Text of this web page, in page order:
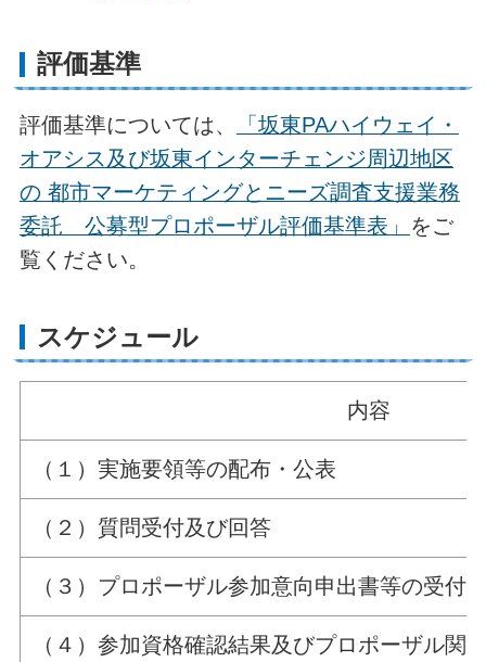
評価基準
評価基準については、
「坂東PAハイウェイ・
オアシス及び坂東インターチェンジ周辺地区
の 都市マーケティングとニーズ調査支援業務
委託 公募型プロポーザル評価基準表」 をご
覧ください。
スケジュール
内容
（１）実施要領等の配布・公表
（２）質問受付及び回答
（３）プロポーザル参加意向申出書等の受付
（４）参加資格確認結果及びプロポーザル関